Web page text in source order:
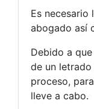
Es
abogado así
Debido a
de un letrado
proceso,
lleve a cabo.